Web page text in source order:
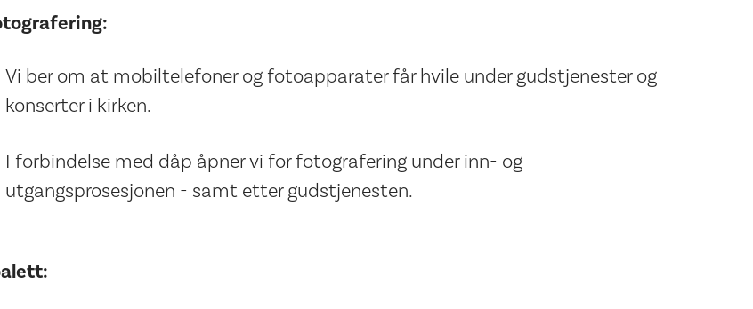
Vi ber om at mobiltelefoner og fotoapparater får hvile under gudstjenester og
konserter i kirken.
I forbindelse med dåp åpner vi for fotografering under inn- og
utgangsprosesjonen - samt etter gudstjenesten.